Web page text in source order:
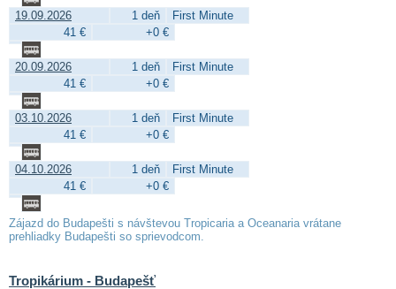
19.09.2026 1 deň
First Minute
41 €
+0 €
20.09.2026 1 deň
First Minute
41 €
+0 €
03.10.2026 1 deň
First Minute
41 €
+0 €
04.10.2026 1 deň
First Minute
41 €
+0 €
Zájazd do Budapešti s návštevou Tropicaria a Oceanaria vrátane
prehliadky Budapešti so sprievodcom.
Tropikárium - Budapešť